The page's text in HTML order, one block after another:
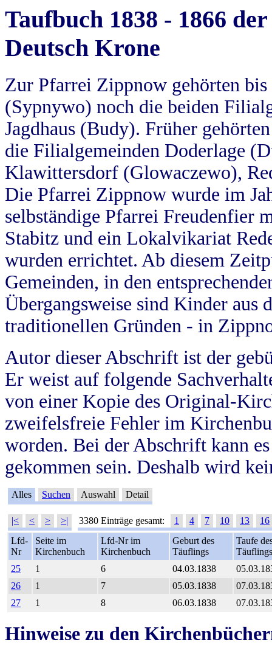
Taufbuch 1838 - 1866
Deutsch Krone
Zur Pfarrei Zippnow gehörten
(Sypnywo) noch die beiden
Jagdhaus (Budy). Früher
die Filialgemeinden Doderlage
Klawittersdorf (Glowaczewo),
Die Pfarrei Zippnow wurde im
selbständige Pfarrei Freudenfier
Stabitz und ein Lokalvikariat
wurden errichtet. Ab diesem
Gemeinden, in den
Übergangsweise sind Kinder aus
traditionellen Gründen - in
Autor dieser Abschrift ist der
Er weist auf folgende
von einer Kopie des Original-
zweifelsfreie Fehler im
worden. Bei der Abschrift kann
gekommen sein. Deshalb wird
Alles Suchen Auswahl Detail
|< < > >| 3380 Einträge gesamt: 1 4 7 10 13
16
Lfd-
Nr
Seite im
Kirchenbuch
Lfd-Nr im
Kirchenbuch
Geburt des
Täuflings
Taufe
Täuflings
25
1 6 04.03.1838
26
1 7 05.03.1838
27
1 8 06.03.1838
Hinweise zu den